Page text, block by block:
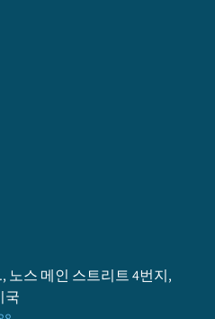
노스 메인 스트리트 4번지,
국